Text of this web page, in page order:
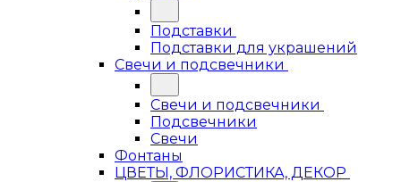
Подставки
Подставки для украшений
Свечи и подсвечники
Свечи и подсвечники
Подсвечники
Свечи
Фонтаны
ЦВЕТЫ, ФЛОРИСТИКА, ДЕКОР